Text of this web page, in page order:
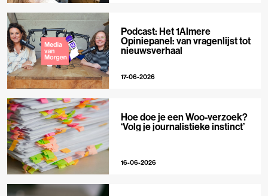
Podcast: Het 1Almere
Opiniepanel: van vragenlijst tot
nieuwsverhaal
17-06-2026
Hoe doe je een Woo-verzoek?
‘Volg je journalistieke instinct’
16-06-2026